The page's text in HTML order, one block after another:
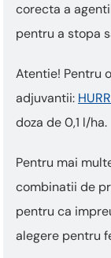
corecta a
pentru a stopa
Atentie! Pentru
adjuvantii:
doza de 0,1 l/ha.
Pentru mai
combinatii de
pentru ca
alegere pentru